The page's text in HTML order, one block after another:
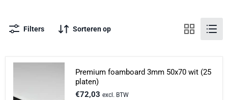
Filters Sorteren op
Premium foamboard 3mm 50x70 wit (25
platen)
€72,03 excl. BTW